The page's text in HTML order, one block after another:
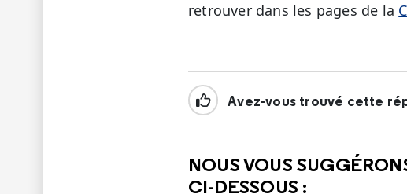
retrouver dans les pages de la
Avez-vous trouvé cette
NOUS VOUS
CI-DESSOUS :